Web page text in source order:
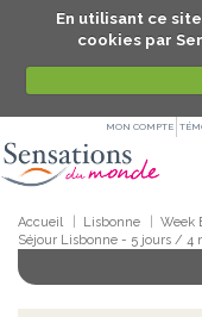
En utilisant ce
cookies par
MON COMPTE
Accueil Lisbonne Week
Séjour Lisbonne - 5 jours / 4